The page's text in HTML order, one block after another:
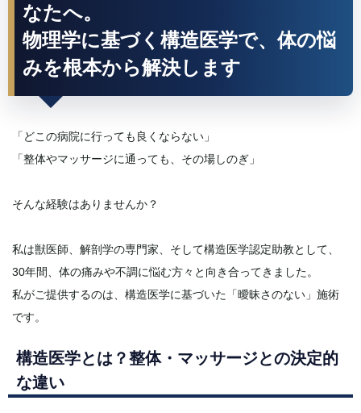
なたへ。
物理学に基づく構造医学で、体の悩
みを根本から解決します
「どこの病院に行っても良くならない」
「整体やマッサージに通っても、その場しのぎ」
そんな経験はありませんか？
私は獣医師、解剖学の専門家、そして構造医学認定助教として、
30年間、体の痛みや不調に悩む方々と向き合ってきました。
私がご提供するのは、構造医学に基づいた「曖昧さのない」施術
です。
構造医学とは？整体・マッサージとの決定的
な違い